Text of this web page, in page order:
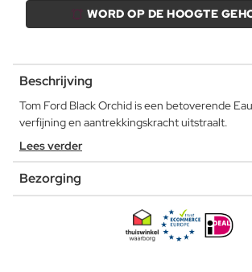
WORD OP DE HOOGTE
Beschrijving
Tom Ford Black Orchid is een betoverende
verfijning en aantrekkingskracht uitstraalt.
Lees verder
Bezorging